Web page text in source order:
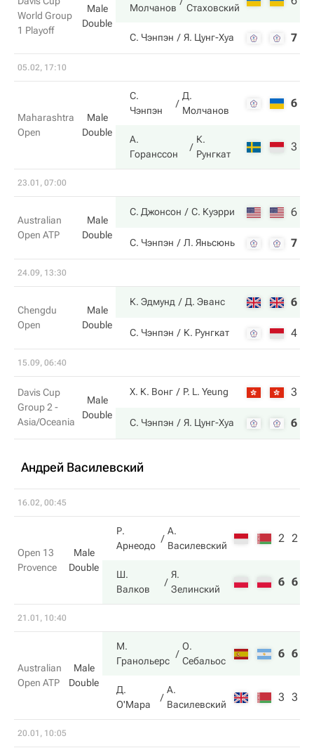
World Group
1 Playoff
Male
Double
Молчанов Стаховский
С. Чэнпэн Я. Цунг-Хуа 7
05.02, 17:10
Maharashtra
Open
Male
Double
С.
Чэнпэн
Д.
Молчанов
6
А.
Горанссон
К.
Рунгкат
3
23.01, 07:00
Australian
Open ATP
Male
Double
С. Джонсон С. Куэрри 6
С. Чэнпэн Л. Яньсюнь 7
24.09, 13:30
Chengdu
Open
Male
Double
К. Эдмунд Д. Эванс 6
С. Чэнпэн К. Рунгкат 4
15.09, 06:40
Davis Cup
Group 2 -
Asia/Oceania
Male
Double
Х. К. Вонг P. L. Yeung 3
С. Чэнпэн Я. Цунг-Хуа 6
Андрей Василевский
16.02, 00:45
Open 13
Provence
Male
Double
Р.
Арнеодо
А.
Василевский
2 2
Ш.
Валков
Я.
Зелинский
6 6
21.01, 10:40
Australian
Open ATP
Male
Double
М.
Гранольерс
О.
Себальос
6 6
Д.
О'Мара
А.
Василевский
3 3
20.01, 10:05